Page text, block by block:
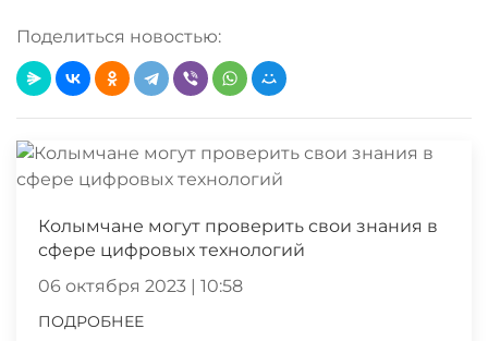
Поделиться новостью:
Колымчане могут проверить свои знания в
сфере цифровых технологий
06 октября 2023 | 10:58
ПОДРОБНЕЕ